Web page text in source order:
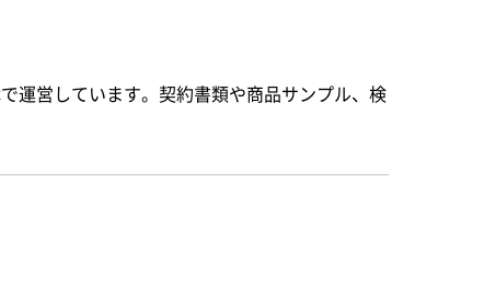
運営しています。契約書類や商品サンプル、検